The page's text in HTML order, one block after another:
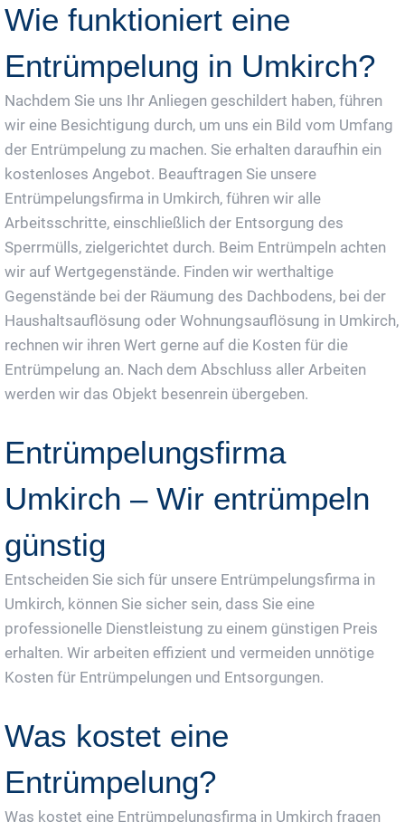
Wie funktioniert eine
Entrümpelung in Umkirch?
Nachdem Sie uns Ihr Anliegen geschildert haben, führen
wir eine Besichtigung durch, um uns ein Bild vom Umfang
der Entrümpelung zu machen. Sie erhalten daraufhin ein
kostenloses Angebot. Beauftragen Sie unsere
Entrümpelungsfirma in Umkirch, führen wir alle
Arbeitsschritte, einschließlich der Entsorgung des
Sperrmülls, zielgerichtet durch. Beim Entrümpeln achten
wir auf Wertgegenstände. Finden wir werthaltige
Gegenstände bei der Räumung des Dachbodens, bei der
Haushaltsauflösung oder Wohnungsauflösung in Umkirch,
rechnen wir ihren Wert gerne auf die Kosten für die
Entrümpelung an. Nach dem Abschluss aller Arbeiten
werden wir das Objekt besenrein übergeben.
Entrümpelungsfirma
Umkirch – Wir entrümpeln
günstig
Entscheiden Sie sich für unsere Entrümpelungsfirma in
Umkirch, können Sie sicher sein, dass Sie eine
professionelle Dienstleistung zu einem günstigen Preis
erhalten. Wir arbeiten effizient und vermeiden unnötige
Kosten für Entrümpelungen und Entsorgungen.
Was kostet eine
Entrümpelung?
Was kostet eine Entrümpelungsfirma in Umkirch fragen